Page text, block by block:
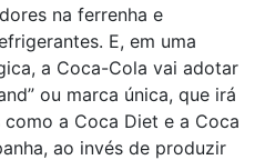
na ferrenha e
E, em uma
a Coca-Cola vai adotar
ou marca única, que irá
a Coca Diet e a Coca
ao invés de produzir